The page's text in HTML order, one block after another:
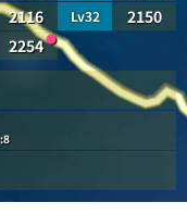
2116 Lv32 2150
2254●